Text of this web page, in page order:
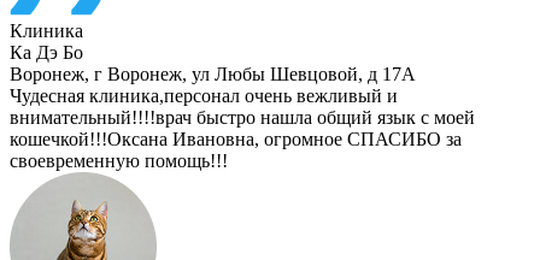
Клиника
Ка Дэ Бо
Воронеж, г Воронеж, ул Любы Шевцовой, д 17А
Чудесная клиника,персонал очень вежливый и
внимательный!!!!врач быстро нашла общий язык с моей
кошечкой!!!Оксана Ивановна, огромное СПАСИБО за
своевременную помощь!!!